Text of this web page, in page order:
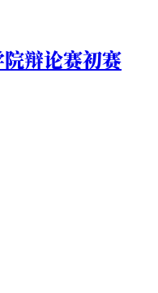
辩论赛初赛